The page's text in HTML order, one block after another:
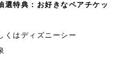
選特典：お好きなペアチケッ
くはディズニーシー